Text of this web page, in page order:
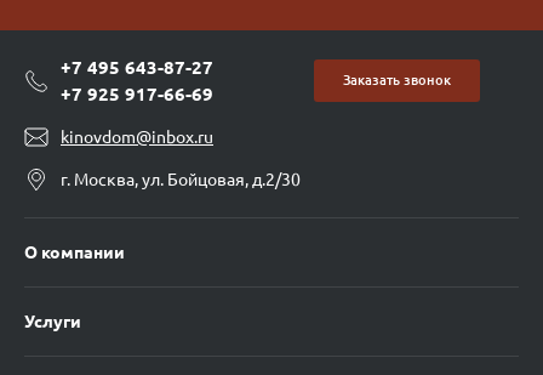
+7 495 643-87-27
+7 925 917-66-69
Заказать звонок
kinovdom@inbox.ru
г. Москва, ул. Бойцовая, д.2/30
О компании
Услуги